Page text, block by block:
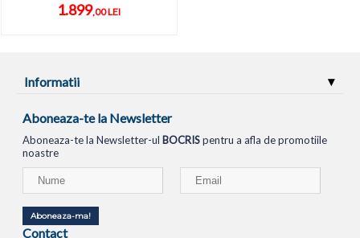
1.899,00 LEI
Informatii
Aboneaza-te la Newsletter
Aboneaza-te la Newsletter-ul BOCRISpentru a afla de promotiile
noastre
Aboneaza-ma!
Contact